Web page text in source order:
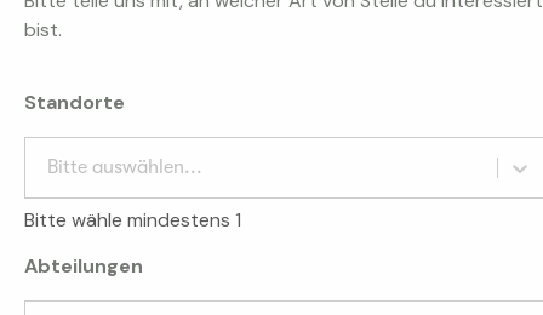
bist.
Standorte
Bitte auswählen...
Bitte wähle mindestens 1
Abteilungen